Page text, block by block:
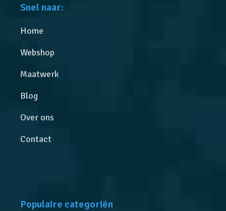
Snel naar:
Home
Webshop
Maatwerk
Blog
Over ons
Contact
Populaire categoriën